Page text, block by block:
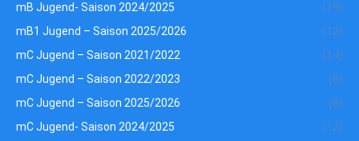
mB Jugend- Saison 2024/2025
(19)
mB1 Jugend – Saison 2025/2026
(12)
mC Jugend – Saison 2021/2022
(14)
mC Jugend – Saison 2022/2023
(8)
mC Jugend – Saison 2025/2026
(8)
mC Jugend- Saison 2024/2025
(12)